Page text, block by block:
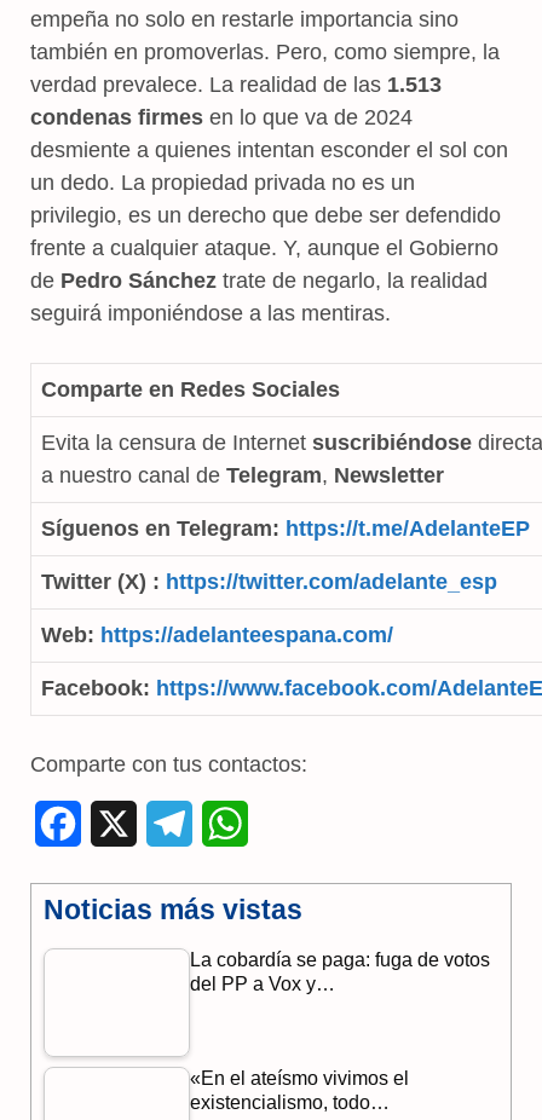
empeña no solo en restarle importancia sino
también en promoverlas. Pero, como siempre, la
verdad prevalece. La realidad de las 1.513
condenas firmes en lo que va de 2024
desmiente a quienes intentan esconder el sol con
un dedo. La propiedad privada no es un
privilegio, es un derecho que debe ser defendido
frente a cualquier ataque. Y, aunque el Gobierno
de Pedro Sánchez trate de negarlo, la realidad
seguirá imponiéndose a las mentiras.
Comparte en Redes Sociales
Evita la censura de Internet suscribiéndose
a nuestro canal de Telegram, Newsletter
Síguenos en Telegram: https://t.me/AdelanteEP
Twitter (X) : https://twitter.com/adelante_esp
Web: https://adelanteespana.com/
Facebook: https://www.facebook.com/
Comparte con tus contactos:
c
o
l
e
a
a
t
p
Noticias más vistas
La cobardía se paga: fuga de votos
del PP a Vox y…
«En el ateísmo vivimos el
existencialismo, todo…